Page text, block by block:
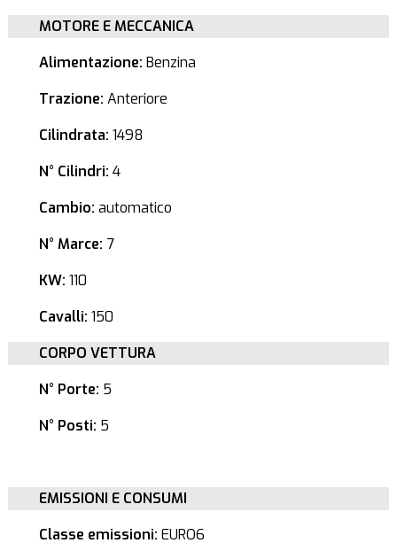
MOTORE E MECCANICA
Alimentazione: Benzina
Trazione: Anteriore
Cilindrata: 1498
N° Cilindri: 4
Cambio: automatico
N° Marce: 7
KW: 110
Cavalli: 150
CORPO VETTURA
N° Porte: 5
N° Posti: 5
EMISSIONI E CONSUMI
Classe emissioni: EURO6